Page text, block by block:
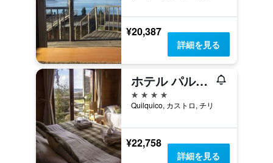
¥20,387
詳細を見る
ホテル パルケ キルキコ
4つ星
Quilquico, カストロ, チリ
¥22,758
詳細を見る